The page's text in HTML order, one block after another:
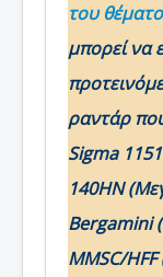
του
μπορεί να
ραντάρ
Sigma
140HN
Bergamini
MMSC/